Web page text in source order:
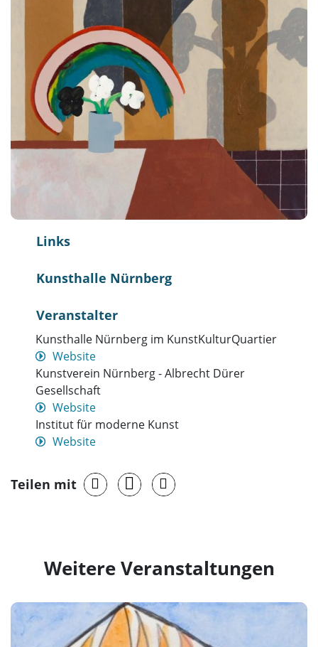
Links
Kunsthalle Nürnberg
Veranstalter
Kunsthalle Nürnberg im KunstKulturQuartier
Website
Kunstverein Nürnberg - Albrecht Dürer
Gesellschaft
Website
Institut für moderne Kunst
Website
Teilen mit
Weitere Veranstaltungen